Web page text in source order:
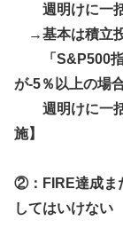
週明けに一
→基本は積立
「 S&P500
が-5％以上の場
週明けに一
施】
②： FIRE達成
してはいけない